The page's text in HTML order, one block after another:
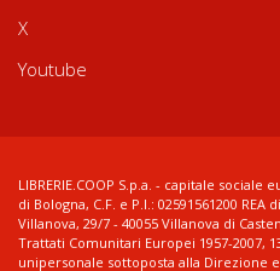
X
Youtube
LIBRERIE.COOP S.p.a. - capitale
di Bologna, C.F. e P.I.: 02591561200 REA
Villanova, 29/7 - 40055 Villanova di
Trattati Comunitari Europei 1957-2007,
unipersonale sottoposta alla Direzione